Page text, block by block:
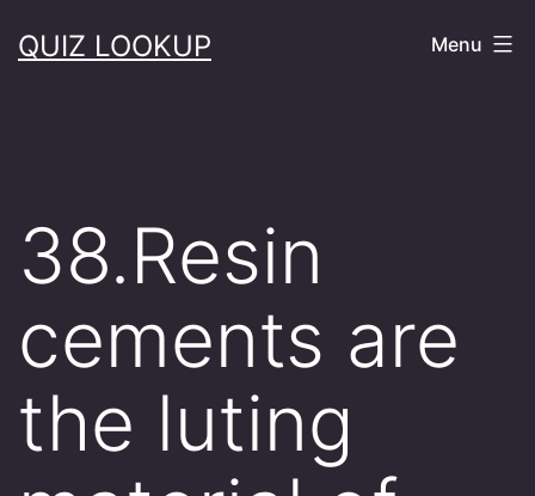
toQUIZ LOOKUP Menu
38.Resin
cements are
the luting